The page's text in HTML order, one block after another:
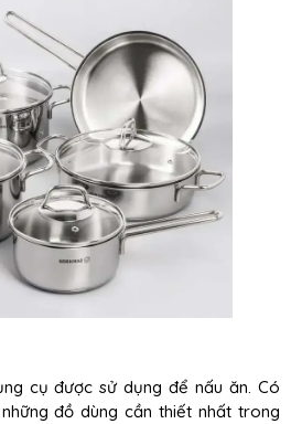
cụ được sử dụng để nấu ăn. Có
đồ dùng cần thiết nhất trong